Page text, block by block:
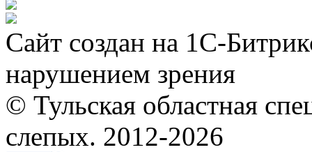
Сайт создан на 1С-
нарушением зрения
© Тульская областная
слепых. 2012-2026